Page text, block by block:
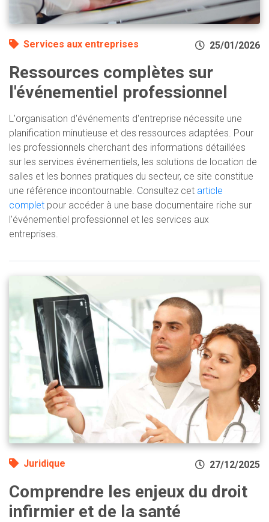
Services aux entreprises 25/01/2026
Ressources complètes sur
l'événementiel professionnel
L'organisation d'événements d'entreprise nécessite une
planification minutieuse et des ressources adaptées. Pour
les professionnels cherchant des informations détaillées
sur les services événementiels, les solutions de location de
salles et les bonnes pratiques du secteur, ce site constitue
une référence incontournable. Consultez cet article
complet pour accéder à une base documentaire riche sur
l'événementiel professionnel et les services aux
entreprises.
Juridique 27/12/2025
Comprendre les enjeux du droit
infirmier et de la santé